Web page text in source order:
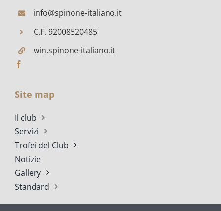
info@spinone-italiano.it
C.F. 92008520485
win.spinone-italiano.it
Site map
Il club
Servizi
Trofei del Club
Notizie
Gallery
Standard